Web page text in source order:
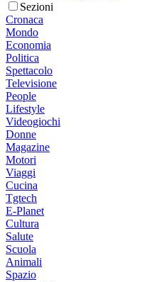
Sezioni
Cronaca
Mondo
Economia
Politica
Spettacolo
Televisione
People
Lifestyle
Videogiochi
Donne
Magazine
Motori
Viaggi
Cucina
Tgtech
E-Planet
Cultura
Salute
Scuola
Animali
Spazio